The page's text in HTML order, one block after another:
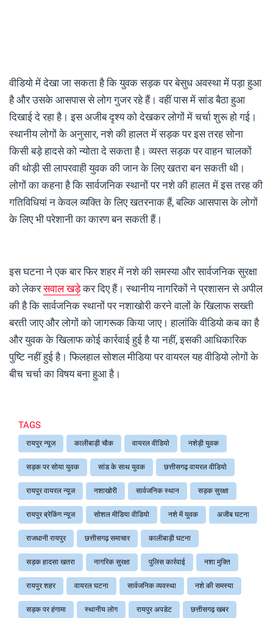
वीडियो में देखा जा सकता है कि युवक सड़क पर बेसुध अवस्था में पड़ा हुआ
है और उसके आसपास से लोग गुजर रहे हैं। वहीं पास में सांड बैठा हुआ
दिखाई दे रहा है। इस अजीब दृश्य को देखकर लोगों में चर्चा शुरू हो गई।
स्थानीय लोगों के अनुसार, नशे की हालत में सड़क पर इस तरह सोना
किसी बड़े हादसे को न्योता दे सकता है। व्यस्त सड़क पर वाहन चालकों
की थोड़ी सी लापरवाही युवक की जान के लिए खतरा बन सकती थी।
लोगों का कहना है कि सार्वजनिक स्थानों पर नशे की हालत में इस तरह की
गतिविधियां न केवल व्यक्ति के लिए खतरनाक हैं, बल्कि आसपास के लोगों
के लिए भी परेशानी का कारण बन सकती हैं।
इस घटना ने एक बार फिर शहर में नशे की समस्या और सार्वजनिक सुरक्षा
को लेकरसवाल खड़ेकर दिए हैं। स्थानीय नागरिकों ने प्रशासन से अपील
की है कि सार्वजनिक स्थानों पर नशाखोरी करने वालों के खिलाफ सख्ती
बरती जाए और लोगों को जागरूक किया जाए। हालांकि वीडियो कब का है
और युवक के खिलाफ कोई कार्रवाई हुई है या नहीं, इसकी आधिकारिक
पुष्टि नहीं हुई है। फिलहाल सोशल मीडिया पर वायरल यह वीडियो लोगों के
बीच चर्चा का विषय बना हुआ है।
TAGS
रायपुर न्यूज कालीबाड़ी चौक वायरल वीडियो नशेड़ी युवक
सड़क पर सोया युवक सांड के साथ युवक छत्तीसगढ़ वायरल वीडियो
रायपुर वायरल न्यूज नशाखोरी सार्वजनिक स्थान सड़क सुरक्षा
रायपुर ब्रेकिंग न्यूज सोशल मीडिया वीडियो नशे में युवक अजीब घटना
राजधानी रायपुर छत्तीसगढ़ समाचार कालीबाड़ी घटना
सड़क हादसा खतरा नागरिक सुरक्षा पुलिस कार्रवाई नशा मुक्ति
रायपुर शहर वायरल घटना सार्वजनिक व्यवस्था नशे की समस्या
सड़क पर हंगामा स्थानीय लोग रायपुर अपडेट छत्तीसगढ़ खबर